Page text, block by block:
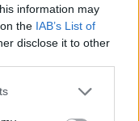
information may
the IAB’s List of
disclose it to other
nuotraukų (1)